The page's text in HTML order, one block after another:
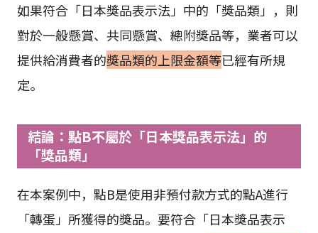
如果符合「日本獎品表示法」中的「獎品類」，則
對於一般懸賞、共同懸賞、總附獎品等，業者可以
提供給消費者的獎品類的上限金額等已經有所規
定。
結論：點B不屬於「日本獎品表示法」的
「獎品類」
在本案例中，點B是使用非預付款方式的點A進行
「轉蛋」所獲得的獎品。要符合「日本獎品表示